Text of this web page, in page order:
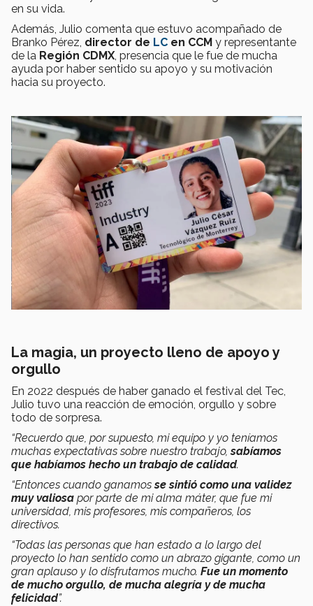
en su vida.
Además, Julio comenta que estuvo acompañado de
Branko Pérez, director de LC en CCM y representante
de la Región CDMX, presencia que le fue de mucha
ayuda por haber sentido su apoyo y su motivación
hacia su proyecto.
La magia, un proyecto lleno de apoyo y
orgullo
En 2022 después de haber ganado el festival del Tec,
Julio tuvo una reacción de emoción, orgullo y sobre
todo de sorpresa.
“Recuerdo que, por supuesto, mi equipo y yo teníamos
muchas expectativas sobre nuestro trabajo,sabíamos
que habíamos hecho un trabajo de calidad.
“Entonces cuando ganamosse sintió como una validez
muy valiosa por parte de mi alma máter, que fue mi
universidad, mis profesores, mis compañeros, los
directivos.
“Todas las personas que han estado a lo largo del
proyecto lo han sentido como un abrazo gigante, como un
gran aplauso y lo disfrutamos mucho. Fue un momento
de mucho orgullo, de mucha alegría y de mucha
felicidad”.